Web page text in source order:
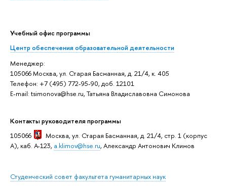
Учебный офис программы
Центр обеспечения образовательной деятельности
Менеджер:
105066 Москва, ул. Старая Басманная, д. 21/4, к. 405
Телефон: +7 (495) 772-95-90, доб. 12101
E-mail: tsimonova@hse.ru, Татьяна Владиславовна Симонова
Контакты руководителя программы
105066
Москва, ул. Старая Басманная, д. 21/4, стр. 1 (корпус
А), каб. А-123, a.klimov@hse.ru, Александр Антонович Климов
Студенческий совет факультета гуманитарных наук